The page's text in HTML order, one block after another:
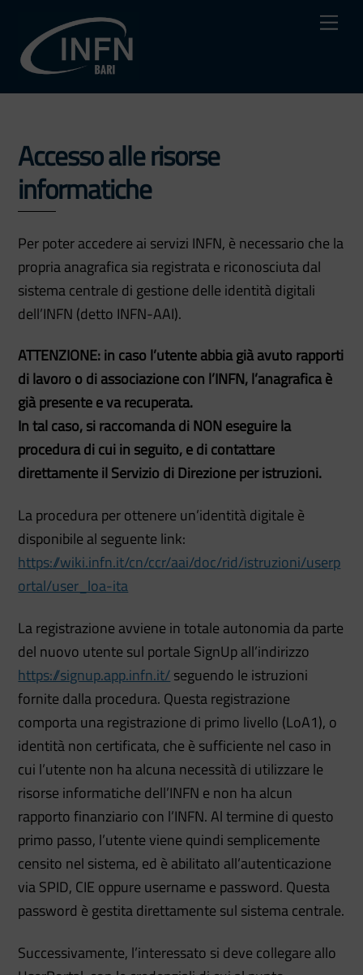
content
Accesso alle risorse
informatiche
Per poter accedere ai servizi INFN, è necessario che la
propria anagrafica sia registrata e riconosciuta dal
sistema centrale di gestione delle identità digitali
dell’INFN (detto INFN-AAI).
ATTENZIONE: in caso l’utente abbia già avuto rapporti
di lavoro o di associazione con l’INFN, l’anagrafica è
già presente e va recuperata.
In tal caso, si raccomanda di NON eseguire la
procedura di cui in seguito, e di contattare
direttamente il Servizio di Direzione per istruzioni.
La procedura per ottenere un’identità digitale è
disponibile al seguente link:
https://wiki.infn.it/cn/ccr/aai/doc/rid/istruzioni/userp
ortal/user_loa-ita
La registrazione avviene in totale autonomia da parte
del nuovo utente sul portale SignUp all’indirizzo
https://signup.app.infn.it/seguendo le istruzioni
fornite dalla procedura. Questa registrazione
comporta una registrazione di primo livello (LoA1), o
identità non certificata, che è sufficiente nel caso in
cui l’utente non ha alcuna necessità di utilizzare le
risorse informatiche dell’INFN e non ha alcun
rapporto finanziario con l’INFN. Al termine di questo
primo passo, l’utente viene quindi semplicemente
censito nel sistema, ed è abilitato all’autenticazione
via SPID, CIE oppure username e password. Questa
password è gestita direttamente sul sistema centrale.
Successivamente, l’interessato si deve collegare allo